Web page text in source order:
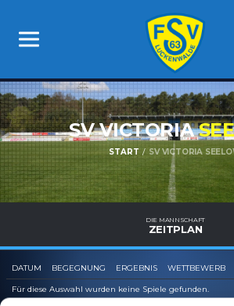
SV VICTORIA
START SV VICTORIA
DIE MANNSCHAFT
ZEITPLAN
DATUM BEGEGNUNG ERGEBNIS WETTBEWERB
Für diese Auswahl wurden keine Spiele gefunden.